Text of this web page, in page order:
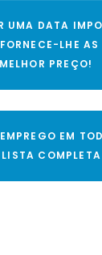
UMA DATA
LHE AS
MELHOR PREÇO!
EM